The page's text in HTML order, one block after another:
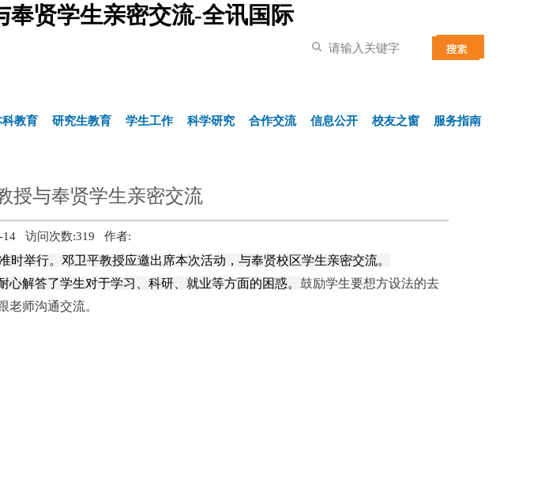
奉贤学生亲密交流-全讯国际
科教育 研究生教育 学生工作 科学研究 合作交流 信息公开 校友之窗 服务指南
授与奉贤学生亲密交流
14 访问次数:319 作者:
时举行。 邓卫平教授应邀出席本次活动，与奉贤校区学生亲密交流。
解答了学生对于学习、科研、就业等方面的困惑。 鼓励学生要想方设法的去
老师沟通交流。